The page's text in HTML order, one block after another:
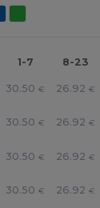
1-7 8-23
30.50 € 26.92 €
30.50 € 26.92 €
30.50 € 26.92 €
30.50 € 26.92 €